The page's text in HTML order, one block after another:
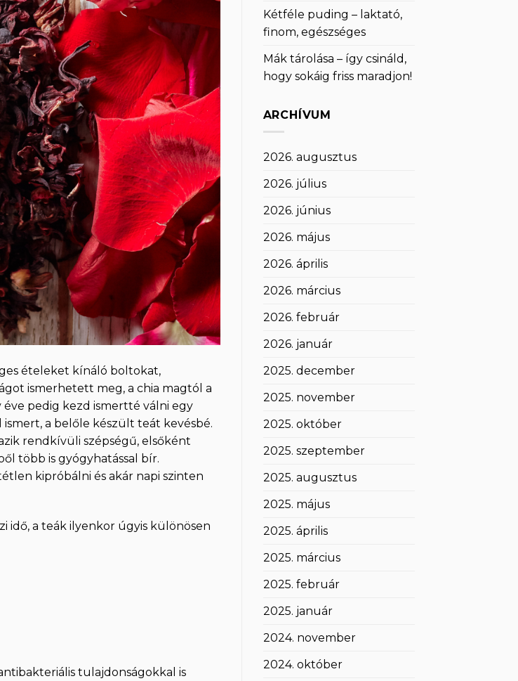
ételeket kínáló boltokat,
ismerhetett meg, a chia magtól a
éve pedig kezd ismertté válni egy
ismert, a belőle készült teát kevésbé.
rendkívüli szépségű, elsőként
több is gyógyhatással bír.
kipróbálni és akár napi szinten
idő, a teák ilyenkor úgyis különösen
tulajdonságokkal is
Kétféle puding – laktató,
finom, egészséges
Mák tárolása – így csináld,
hogy sokáig friss maradjon!
ARCHÍVUM
2026. augusztus
2026. július
2026. június
2026. május
2026. április
2026. március
2026. február
2026. január
2025. december
2025. november
2025. október
2025. szeptember
2025. augusztus
2025. május
2025. április
2025. március
2025. február
2025. január
2024. november
2024. október